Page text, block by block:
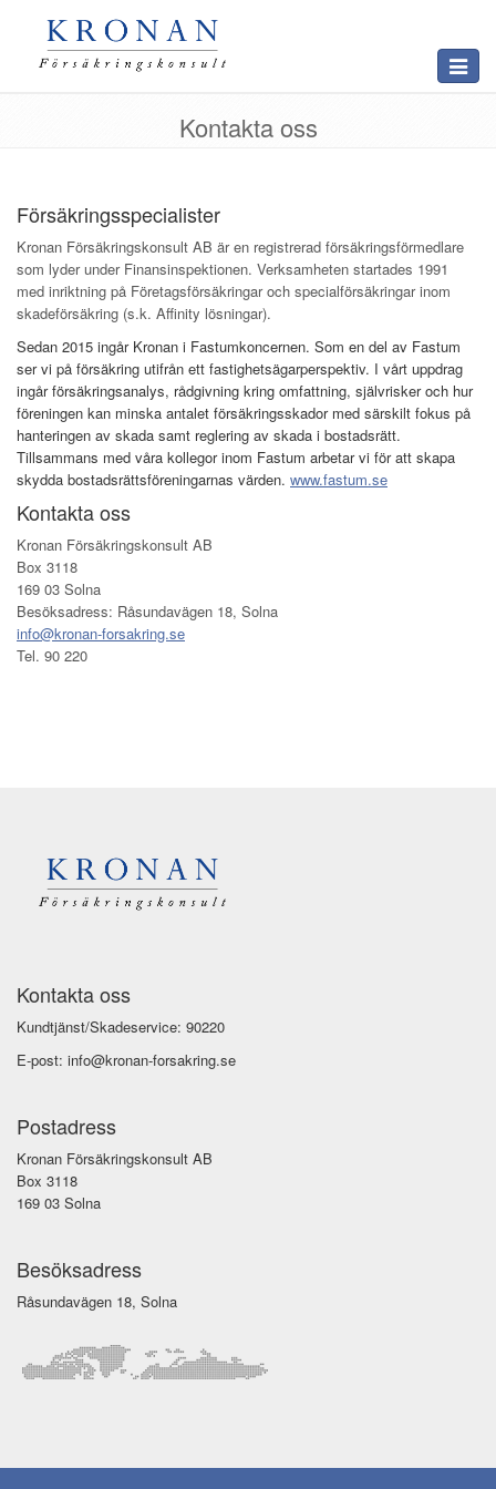
Toggle
Kontakta oss
Försäkringsspecialister
Kronan Försäkringskonsult AB är en registrerad försäkringsförmedlare
som lyder under Finansinspektionen. Verksamheten startades 1991
med inriktning på Företagsförsäkringar och specialförsäkringar inom
skadeförsäkring (s.k. Affinity lösningar).
Sedan 2015 ingår Kronan i Fastumkoncernen. Som en del av Fastum
ser vi på försäkring utifrån ett fastighetsägarperspektiv. I vårt uppdrag
ingår försäkringsanalys, rådgivning kring omfattning, självrisker och hur
föreningen kan minska antalet försäkringsskador med särskilt fokus på
hanteringen av skada samt reglering av skada i bostadsrätt.
Tillsammans med våra kollegor inom Fastum arbetar vi för att skapa
skydda bostadsrättsföreningarnas värden. www.fastum.se
Kontakta oss
Kronan Försäkringskonsult AB
Box 3118
169 03 Solna
Besöksadress: Råsundavägen 18, Solna
info@kronan-forsakring.se
Tel. 90 220
Kontakta oss
Kundtjänst/Skadeservice: 90220
E-post: info@kronan-forsakring.se
Postadress
Kronan Försäkringskonsult AB
Box 3118
169 03 Solna
Besöksadress
Råsundavägen 18, Solna